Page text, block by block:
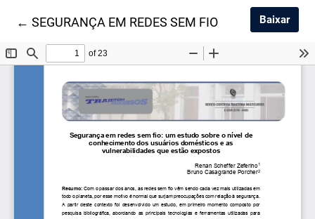
← Voltar aos Detalhes do Artigo
SEGURANÇA EM REDES SEM FIO Baixar